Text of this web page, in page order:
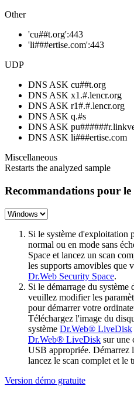
Other
'cu##t.org':443
'li###ertise.com':443
UDP
DNS ASK cu##t.org
DNS ASK x1.#.lencr.org
DNS ASK r1#.#.lencr.org
DNS ASK q.#s
DNS ASK
DNS ASK li###ertise.com
Miscellaneous
Restarts the analyzed sample
Recommandations pour
Si le système d'exploitation
normal ou en mode sans
Space et lancez un scan
les supports amovibles que
Dr.Web Security Space.
Si le démarrage du
veuillez modifier les
pour démarrer votre
Téléchargez l'image du
système Dr.Web® LiveDisk
Dr.Web® LiveDisk sur une
USB appropriée. Démarrez
lancez le scan complet et le
Version démo gratuite